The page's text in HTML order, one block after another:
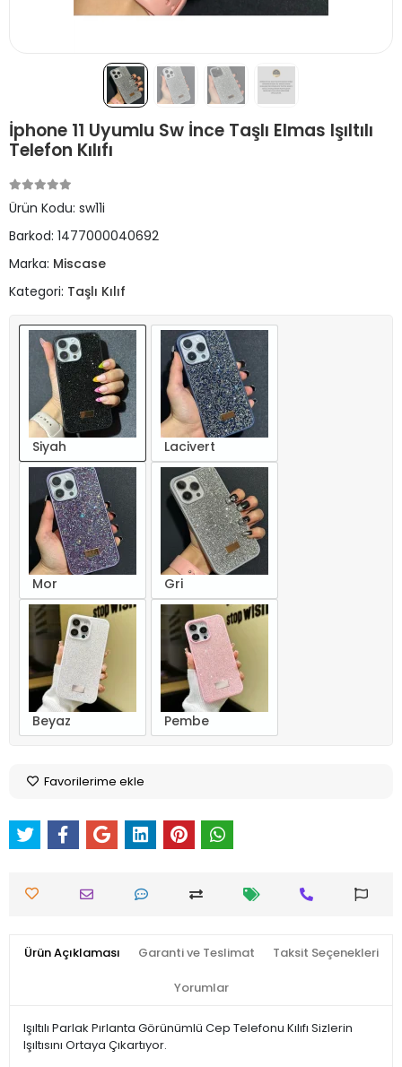
İphone 11 Uyumlu Sw İnce Taşlı Elmas Işıltılı
Telefon Kılıfı
Ürün Kodu: sw11i
Barkod: 1477000040692
Marka: Miscase
Kategori: Taşlı Kılıf
Siyah Lacivert
Mor Gri
Beyaz Pembe
Favorilerime ekle
Ürün Açıklaması Garanti ve Teslimat Taksit Seçenekleri
Yorumlar
Işıltılı Parlak Pırlanta Görünümlü Cep Telefonu Kılıfı Sizlerin
Işıltısını Ortaya Çıkartıyor.